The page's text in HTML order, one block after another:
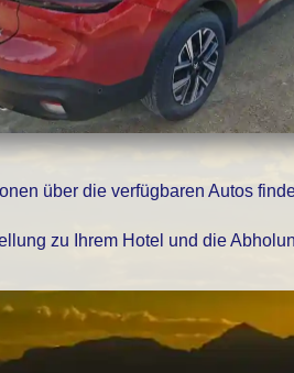
über die verfügbaren Autos
zu Ihrem Hotel und die